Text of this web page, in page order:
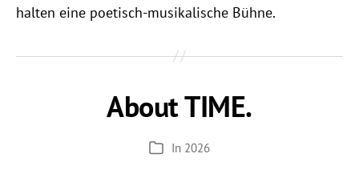
halten eine poetisch-musikalische Bühne.
About TIME.
Kategorien
In 2026